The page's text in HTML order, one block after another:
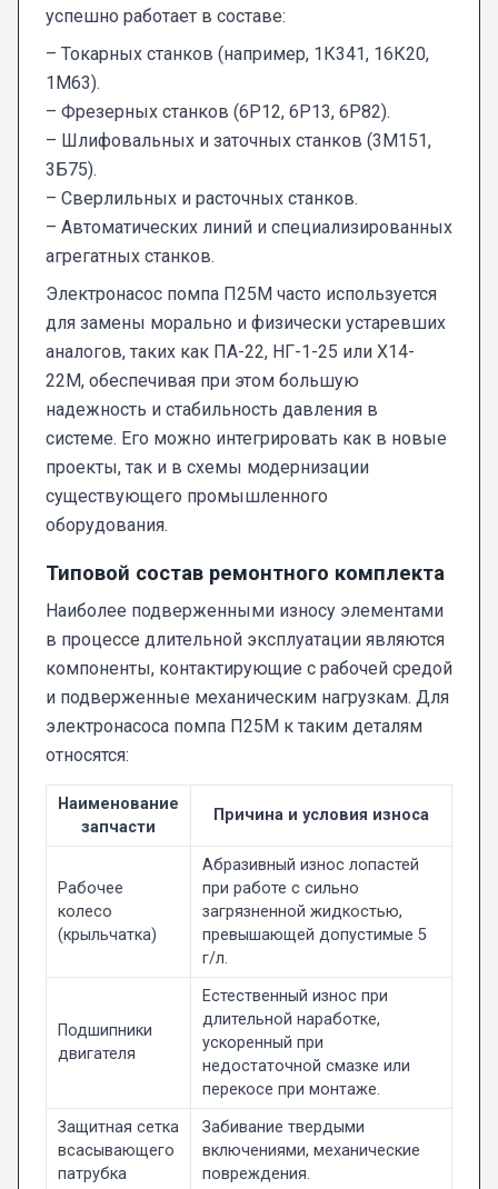
успешно работает в составе:
– Токарных станков (например, 1К341, 16К20,
1М63).
– Фрезерных станков (6Р12, 6Р13, 6Р82).
– Шлифовальных и заточных станков (3М151,
3Б75).
– Сверлильных и расточных станков.
– Автоматических линий и специализированных
агрегатных станков.
Электронасос помпа П25М часто используется
для замены морально и физически устаревших
аналогов, таких как ПА-22, НГ-1-25 или Х14-
22М, обеспечивая при этом большую
надежность и стабильность давления в
системе. Его можно интегрировать как в новые
проекты, так и в схемы модернизации
существующего промышленного
оборудования.
Типовой состав ремонтного комплекта
Наиболее подверженными износу элементами
в процессе длительной эксплуатации являются
компоненты, контактирующие с рабочей средой
и подверженные механическим нагрузкам. Для
электронасоса помпа П25М к таким деталям
относятся:
Наименование
запчасти
Причина и условия износа
Рабочее
колесо
(крыльчатка)
Абразивный износ лопастей
при работе с сильно
загрязненной жидкостью,
превышающей допустимые 5
г/л.
Подшипники
двигателя
Естественный износ при
длительной наработке,
ускоренный при
недостаточной смазке или
перекосе при монтаже.
Защитная сетка
всасывающего
патрубка
Забивание твердыми
включениями, механические
повреждения.